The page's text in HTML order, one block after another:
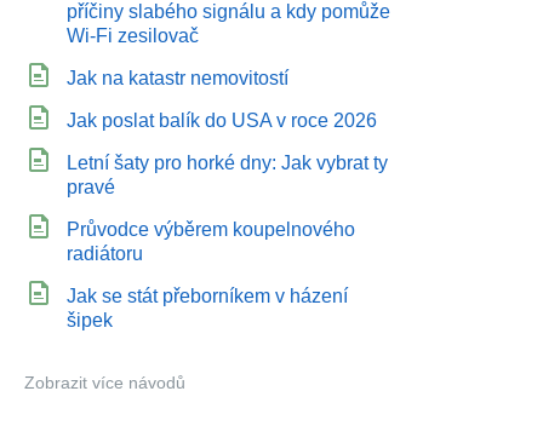
příčiny slabého signálu a kdy pomůže
Wi‑Fi zesilovač
Jak na katastr nemovitostí
Jak poslat balík do USA v roce 2026
Letní šaty pro horké dny: Jak vybrat ty
pravé
Průvodce výběrem koupelnového
radiátoru
Jak se stát přeborníkem v házení
šipek
Zobrazit více návodů